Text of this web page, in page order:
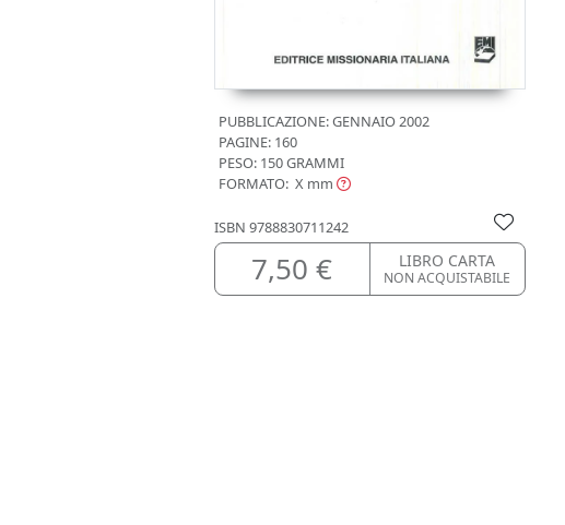
PUBBLICAZIONE:GENNAIO 2002
PAGINE: 160
PESO: 150 GRAMMI
FORMATO: X mm
ISBN 9788830711242
7,50 € LIBRO CARTA
NON ACQUISTABILE